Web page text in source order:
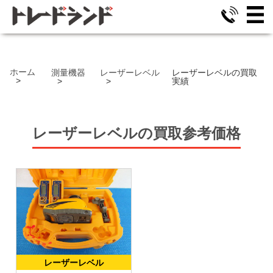
ホーム 測量機器 レーザーレベル
レーザーレベルの買取
実績
レーザーレベルの買取参考価格
レーザーレベル